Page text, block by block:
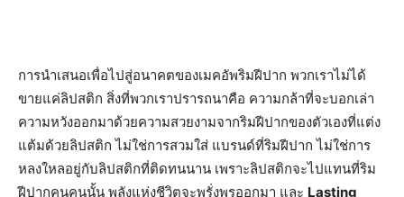
การนำเสนอเพื่อไปสู่อนาคตของเมคอัพริมฝีปาก พวกเราไม่ได้
ขายแค่ลิปสติก สิ่งที่พวกเราปรารถนาคือ ความกล้าที่จะบอกเล่า
ความหวังออกมาด้วยความสวยงามจากริมฝีปากของตัวเองที่แต่ง
แต้มด้วยลิปสติก ไม่ใช่การสวมใส่ แบรนด์ที่ริมฝีปาก ไม่ใช่การ
หลงใหลอยู่กับลิปสติกที่ติดทนนาน เพราะลิปสติกจะไปแทนที่ริม
ฝีปากคนคนนั้น พลังแห่งชีวิตจะพรั่งพรูออกมา และ Lasting